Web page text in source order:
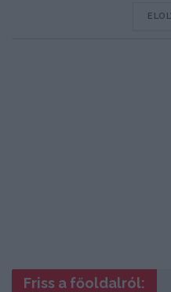
Friss a főoldalról: